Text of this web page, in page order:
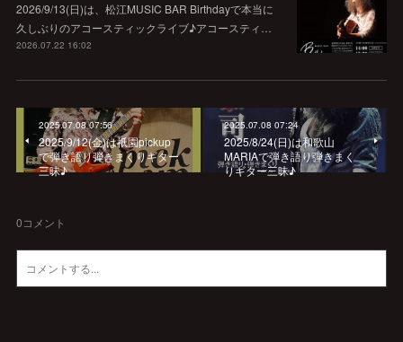
2026/9/13(日)は、松江MUSIC BAR Birthdayで本当に
久しぶりのアコースティックライブ♪アコースティ…
2026.07.22 16:02
2025.07.08 07:56
2025/9/12(金)は祇園pickup
で弾き語り弾きまくりギター
三昧♪
2025.07.08 07:24
2025/8/24(日)は和歌山
MARIAで弾き語り弾きまく
りギター三昧♪
0コメント